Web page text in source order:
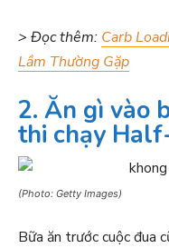
> Đọc thêm: Carb
Lầm Thường Gặp
2. Ăn gì vào
thi chạy
(Photo: Getty Images)
Bữa ăn trước cuộc đua